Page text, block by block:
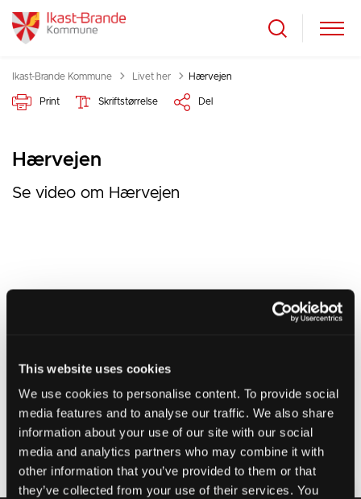
This website uses cookies
We use cookies to personalise content. To provide social
media features and to analyse our traffic. We also share
information about your use of our site with our social
media and analytics partners who may combine it with
other information that you’ve provided to them or that
they’ve collected from your use of their services. You
Ikast-Brande Kommune
Tilbage til
Livet her Hærvejen
Print Skriftstørrelse Del
Hærvejen
Se video om Hærvejen